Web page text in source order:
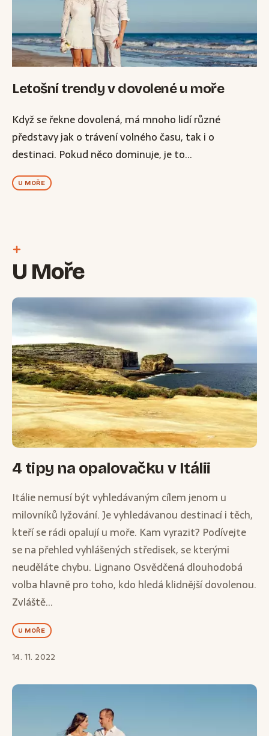
Letošní trendy v dovolené u moře
Když se řekne dovolená, má mnoho lidí různé
představy jak o trávení volného času, tak i o
destinaci. Pokud něco dominuje, je to...
U MOŘE
U Moře
4 tipy na opalovačku v Itálii
Itálie nemusí být vyhledávaným cílem jenom u
milovníků lyžování. Je vyhledávanou destinací i těch,
kteří se rádi opalují u moře. Kam vyrazit? Podívejte
se na přehled vyhlášených středisek, se kterými
neuděláte chybu. Lignano Osvědčená dlouhodobá
volba hlavně pro toho, kdo hledá klidnější dovolenou.
Zvláště...
U MOŘE
14. 11. 2022